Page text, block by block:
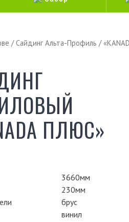
/Сайдинг Альта-Профиль /
ПЛЮС»
3660мм
230мм
брус
винил